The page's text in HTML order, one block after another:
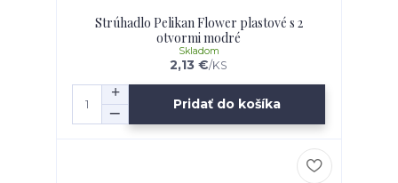
Strúhadlo Pelikan Flower plastové s 2
otvormi modré
2,13 €/KS
Skladom
Pridať do košíka